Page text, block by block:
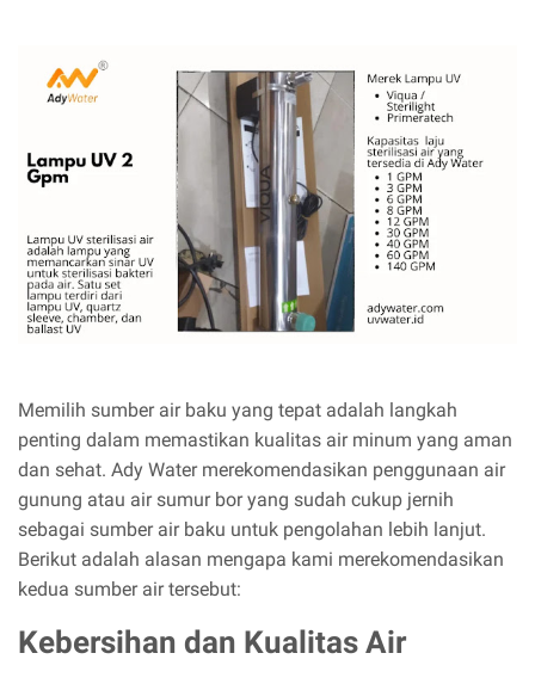
Memilih sumber air baku yang tepat adalah langkah
penting dalam memastikan kualitas air minum yang aman
dan sehat. Ady Water merekomendasikan penggunaan air
gunung atau air sumur bor yang sudah cukup jernih
sebagai sumber air baku untuk pengolahan lebih lanjut.
Berikut adalah alasan mengapa kami merekomendasikan
kedua sumber air tersebut:
Kebersihan dan Kualitas Air